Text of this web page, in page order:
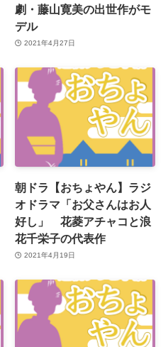
劇・藤山寛美の出世作がモ
デル
2021年4月27日
朝ドラ【おちょやん】ラジ
オドラマ「お父さんはお人
好し」 花菱アチャコと浪
花千栄子の代表作
2021年4月19日